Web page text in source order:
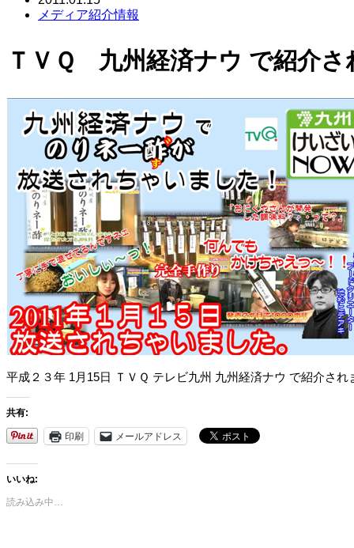
メディア紹介情報
ＴＶＱ 九州経済ナウ で紹介さ
平成２３年 1月15日 ＴＶＱ テレビ九州 九州経済ナウ で紹介され
共有:
印刷 メールアドレス
いいね:
読み込み中…